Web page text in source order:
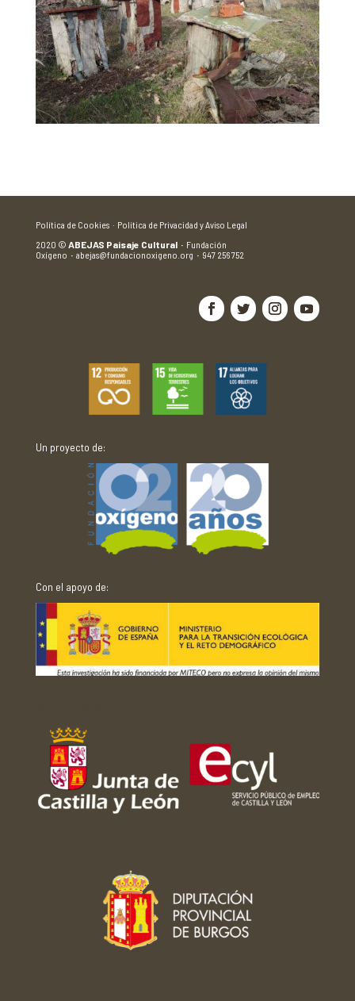
Política de Cookies · Política de Privacidad y Aviso Legal
2020 © ABEJAS Paisaje Cultural · Fundación
Oxígeno · abejas@fundacionoxigeno.org · 947 256 752
Un proyecto de:
Con el apoyo de: